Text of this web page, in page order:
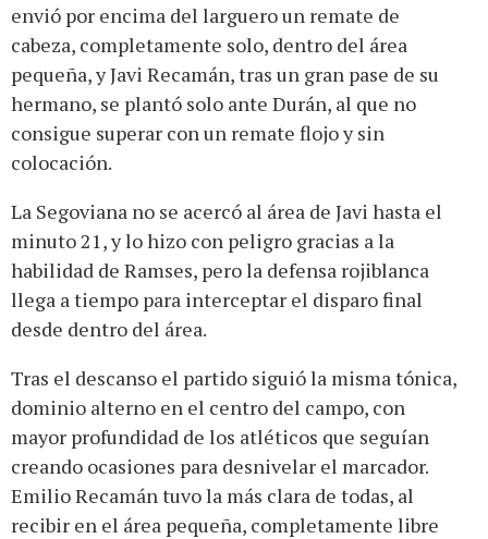
envió por encima del larguero un remate de
cabeza, completamente solo, dentro del área
pequeña, y Javi Recamán, tras un gran pase de su
hermano, se plantó solo ante Durán, al que no
consigue superar con un remate flojo y sin
colocación.
La Segoviana no se acercó al área de Javi hasta el
minuto 21, y lo hizo con peligro gracias a la
habilidad de Ramses, pero la defensa rojiblanca
llega a tiempo para interceptar el disparo final
desde dentro del área.
Tras el descanso el partido siguió la misma tónica,
dominio alterno en el centro del campo, con
mayor profundidad de los atléticos que seguían
creando ocasiones para desnivelar el marcador.
Emilio Recamán tuvo la más clara de todas, al
recibir en el área pequeña, completamente libre